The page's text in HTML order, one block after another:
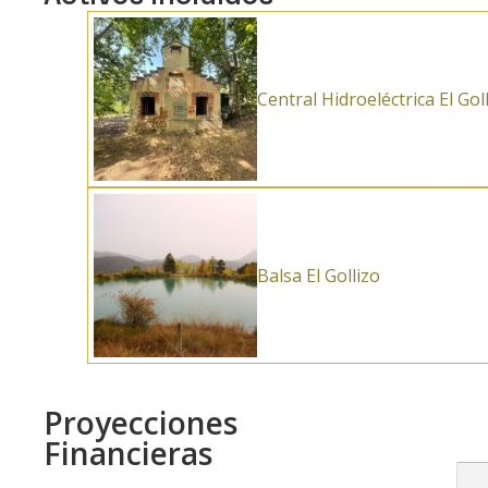
Central Hidroeléctrica El
Balsa El Gollizo
Proyecciones
Financieras